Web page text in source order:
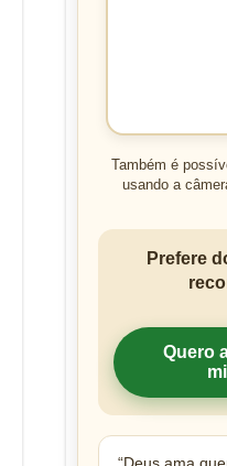
Também é
usando a
Prefere
Quero